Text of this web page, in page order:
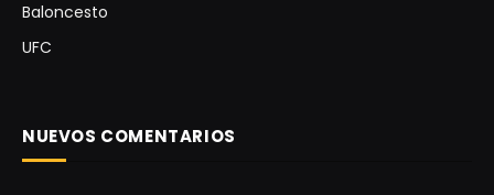
Baloncesto
UFC
NUEVOS COMENTARIOS